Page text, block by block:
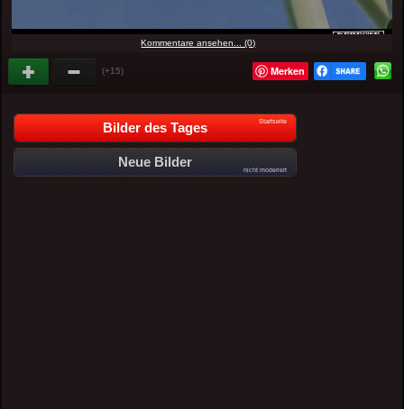
Kommentare ansehen... (0)
(+15) Merken
Bilder des Tages Startseite
Neue Bilder
nicht moderiert